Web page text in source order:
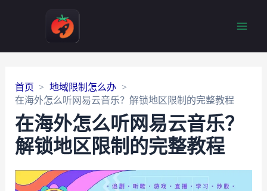
首页
地域限制怎么办
在海外怎么听网易云音乐？解锁地区限制的完整教程
在海外怎么听网易云音乐？
解锁地区限制的完整教程